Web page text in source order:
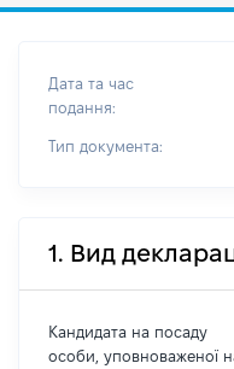
Дата та час
подання:
Тип документа:
1. Вид
Кандидата на посаду
особи, уповноваженої